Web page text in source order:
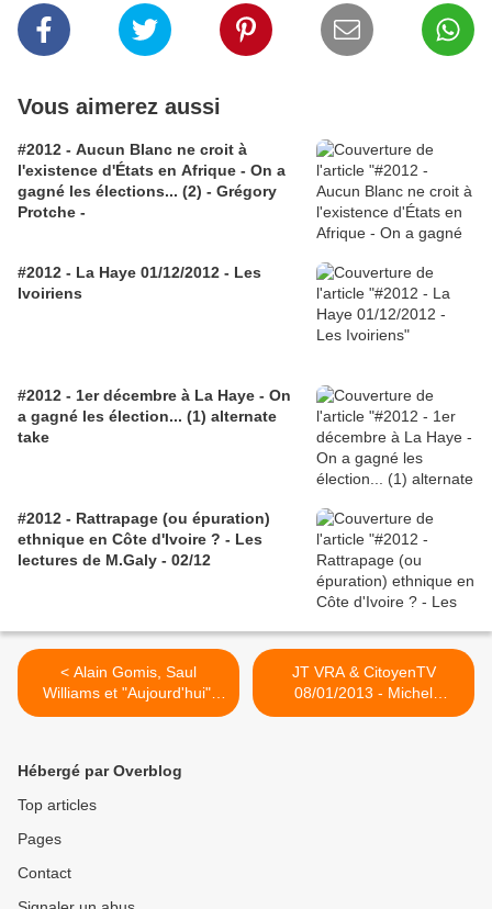
Vous aimerez aussi
#2012 - Aucun Blanc ne croit à
l'existence d'États en Afrique - On a
gagné les élections... (2) - Grégory
Protche -
#2012 - La Haye 01/12/2012 - Les
Ivoiriens
#2012 - 1er décembre à La Haye - On
a gagné les élection... (1) alternate
take
#2012 - Rattrapage (ou épuration)
ethnique en Côte d'Ivoire ? - Les
lectures de M.Galy - 02/12
< Alain Gomis, Saul
Williams et "Aujourd'hui",
par l'AFP mais en anglais -
JT VRA & CitoyenTV
08/01/2013 - Michel
Gbagbo/Murmures/NOEL
Hébergé par Overblog
Top articles
Pages
Contact